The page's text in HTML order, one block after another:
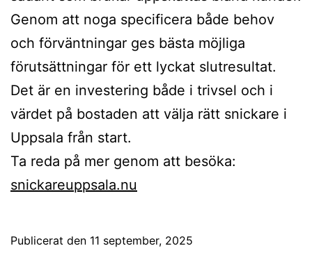
Genom att noga specificera både behov
och förväntningar ges bästa möjliga
förutsättningar för ett lyckat slutresultat.
Det är en investering både i trivsel och i
värdet på bostaden att välja rätt snickare i
Uppsala från start.
Ta reda på mer genom att besöka:
snickareuppsala.nu
Publicerat den 11 september, 2025